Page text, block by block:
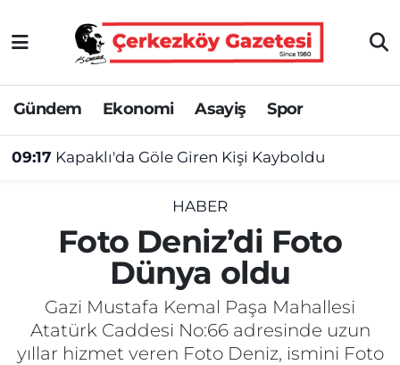
Gündem Ekonomi Asayiş Spor
09:17 Kapaklı'da Göle Giren Kişi Kayboldu
HABER
Foto Deniz’di Foto
Dünya oldu
Gazi Mustafa Kemal Paşa Mahallesi
Atatürk Caddesi No:66 adresinde uzun
yıllar hizmet veren Foto Deniz, ismini Foto
Asayiş
Ekonomi
Gündem
Kültür&Sanat
Manşet
SAĞLIK
Tekirdağ Nöbetçi Eczaneler
Tekirdağ Hava Durumu
Tekirdağ Namaz Vakitleri
Tekirdağ Trafik Yoğunluk Haritası
Süper Lig Puan Durumu ve Fikstür
Tüm Manşetler
Son Dakika Haberleri